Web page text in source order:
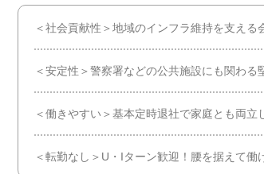
＜社会貢献性＞地域のインフラ維持を支える
＜安定性＞警察署などの公共施設にも関わる
＜働きやすい＞基本定時退社で家庭とも両立
＜転勤なし＞U・Iターン歓迎！腰を据えて働